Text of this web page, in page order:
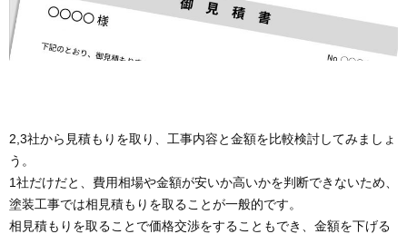
2,3社から見積もりを取り、工事内容と金額を比較検討してみましょ
う。
1社だけだと、費用相場や金額が安いか高いかを判断できないため、
塗装工事では相見積もりを取ることが一般的です。
相見積もりを取ることで価格交渉をすることもでき、金額を下げる